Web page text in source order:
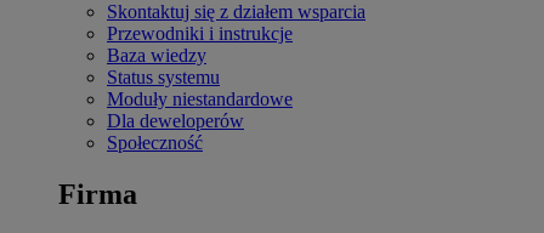
Skontaktuj się z działem wsparcia
Przewodniki i instrukcje
Baza wiedzy
Status systemu
Moduły niestandardowe
Dla deweloperów
Społeczność
Firma